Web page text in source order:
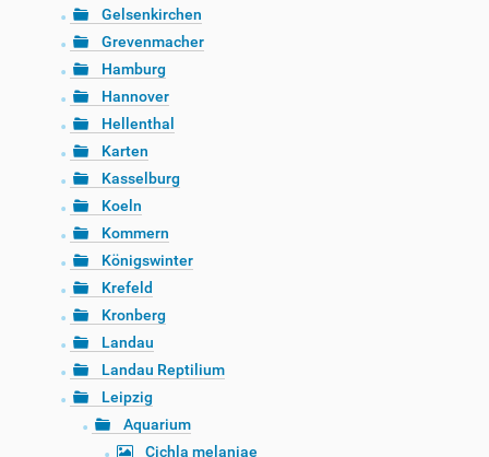
Gelsenkirchen
Grevenmacher
Hamburg
Hannover
Hellenthal
Karten
Kasselburg
Koeln
Kommern
Königswinter
Krefeld
Kronberg
Landau
Landau Reptilium
Leipzig
Aquarium
Cichla melaniae